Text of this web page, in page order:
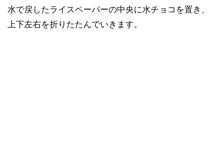
水で戻したライスペーパーの中央に水チョコを置き、
上下左右を折りたたんでいきます。